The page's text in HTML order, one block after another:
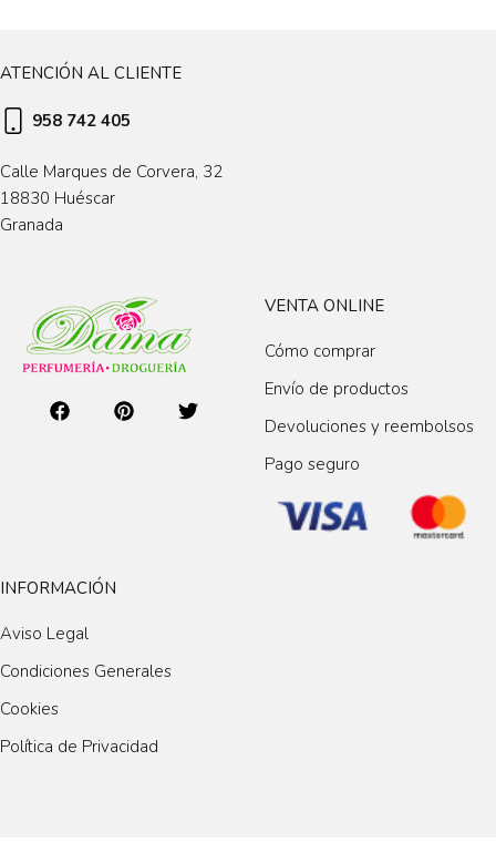
ATENCIÓN AL CLIENTE
958 742 405
Calle Marques de Corvera, 32
18830 Huéscar
Granada
VENTA ONLINE
Cómo comprar
Envío de productos
Devoluciones y reembolsos
Pago seguro
INFORMACIÓN
Aviso Legal
Condiciones Generales
Cookies
Política de Privacidad